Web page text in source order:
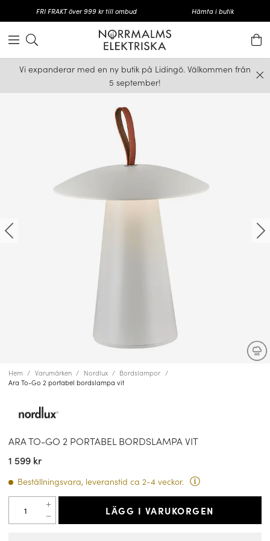
FRI FRAKT över 999 kr till ombud Hämta i butik
Vi expanderar med en ny butik på Lidingö. Välkommen från
5 september!
Hem Varumärken Nordlux
Bordslampor
Ara To-Go 2 portabel bordslampa vit
ARA TO-GO 2 PORTABEL BORDSLAMPA VIT
1 599 kr
Beställningsvara, leveranstid ca 2-4 veckor.
LÄGG I VARUKORGEN